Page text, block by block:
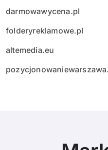
darmowawycena.pl
folderyreklamowe.pl
altemedia.eu